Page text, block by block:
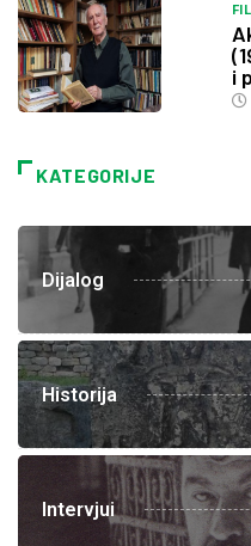
i
KATEGORIJE
Dijalog
Historija
Intervjui